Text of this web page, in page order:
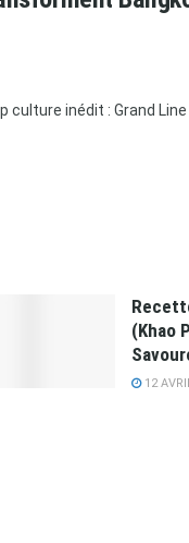
inédit : Grand Line
(Khao
12